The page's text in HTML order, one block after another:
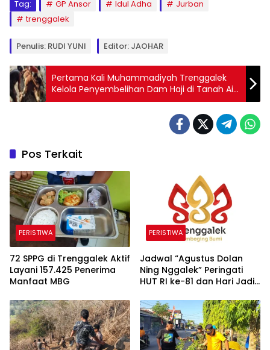
Tag: GP Ansor Idul Adha
Jurban
trenggalek
Penulis: RUDI YUNI Editor: JAOHAR
Pertama Kali Muhammadiyah Trenggalek
Kelola Penyembelihan Dam Haji di Tanah Air,
47 Jamaah Ikut Fatwa Majelis Tarjih
Pos Terkait
PERISTIWA
72 SPPG di Trenggalek Aktif
Layani 157.425 Penerima
Manfaat MBG
PERISTIWA
Jadwal “Agustus Dolan
Ning Nggalek” Peringati
HUT RI ke-81 dan Hari Jadi